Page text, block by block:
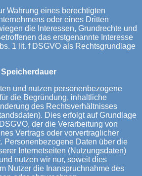
Wahrung eines berechtigten
oder eines Dritten
die Interessen, Grundrechte und
das erstgenannte Interesse
1 lit. f DSGVO als Rechtsgrundlage
und nutzen personenbezogene
die Begründung, inhaltliche
des Rechtsverhältnisses
Dies erfolgt auf Grundlage
der die Verarbeitung von
Vertrags oder vorvertraglicher
Personenbezogene Daten über die
Internetseiten (Nutzungsdaten)
nutzen wir nur, soweit dies
Nutzer die Inanspruchnahme des